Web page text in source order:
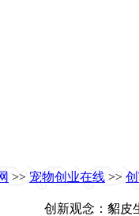
>> 宠物创业在线 >>
创新观念：貂皮